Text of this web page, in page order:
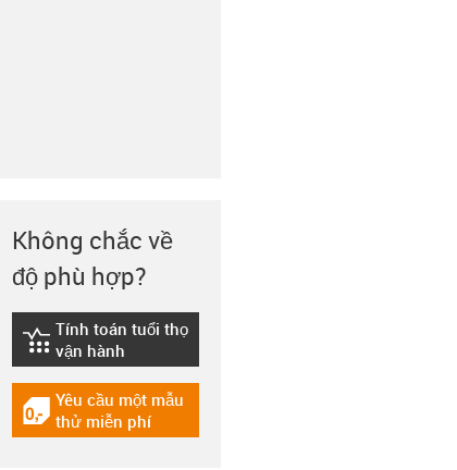
Không chắc về
độ phù hợp?
igus-icon-lebensdauerrechner
Tính toán tuổi thọ
vận hành
igus-icon-gratismuster
Yêu cầu một mẫu
thử miễn phí